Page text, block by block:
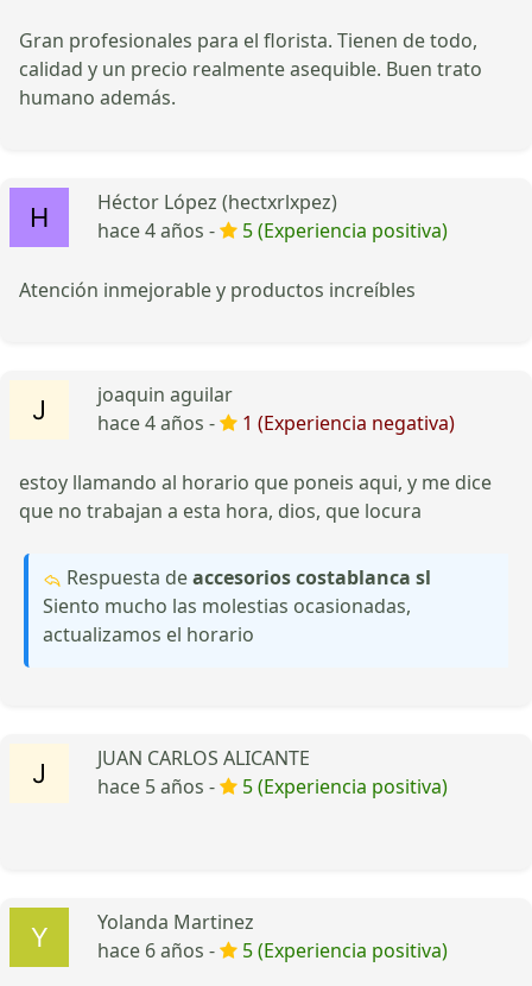
Gran profesionales para el florista. Tienen de todo,
calidad y un precio realmente asequible. Buen trato
humano además.
Héctor López (hectxrlxpez)
hace 4 años -
5 (Experiencia positiva)
Atención inmejorable y productos increíbles
joaquin aguilar
hace 4 años -
1 (Experiencia negativa)
estoy llamando al horario que poneis aqui, y me dice
que no trabajan a esta hora, dios, que locura
Respuesta deaccesorios costablanca sl
Siento mucho las molestias ocasionadas,
actualizamos el horario
JUAN CARLOS ALICANTE
hace 5 años -
5 (Experiencia positiva)
Yolanda Martinez
hace 6 años -
5 (Experiencia positiva)